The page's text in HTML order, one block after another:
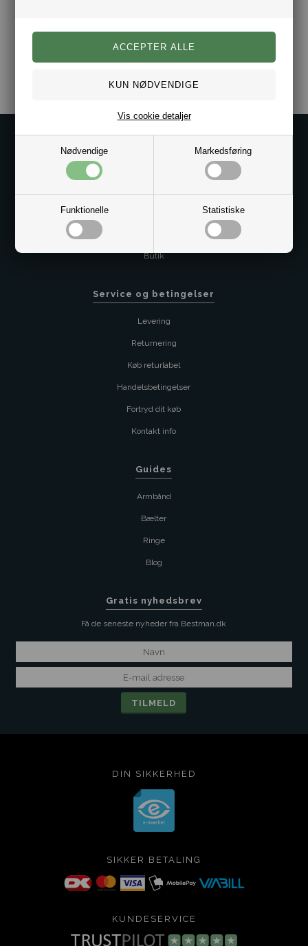
Nødvendige Markedsføring
Funktionelle Statistiske
Vis cookie detaljer
Kundeservice@bestman.dk
CVR 33496362 Thol Aps
Butik
Service og betingelser
Levering
Returnering
Køb returlabel
Handelsbetingelser
Fortryd dit køb
Kontakt info
Guides
Armbånd
Bælter
Ringe
Blog
Gratis nyhedsbrev
Få de seneste nyheder fra Bestman.dk
DIN SIKKERHED
SIKKER BETALING
KUNDESERVICE